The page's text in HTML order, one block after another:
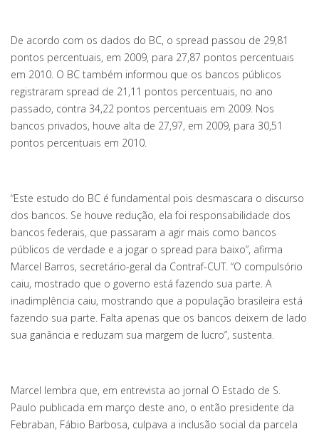
De acordo com os dados do BC, o spread passou de 29,81
pontos percentuais, em 2009, para 27,87 pontos percentuais
em 2010. O BC também informou que os bancos públicos
registraram spread de 21,11 pontos percentuais, no ano
passado, contra 34,22 pontos percentuais em 2009. Nos
bancos privados, houve alta de 27,97, em 2009, para 30,51
pontos percentuais em 2010.
“Este estudo do BC é fundamental pois desmascara o discurso
dos bancos. Se houve redução, ela foi responsabilidade dos
bancos federais, que passaram a agir mais como bancos
públicos de verdade e a jogar o spread para baixo”, afirma
Marcel Barros, secretário-geral da Contraf-CUT. “O compulsório
caiu, mostrado que o governo está fazendo sua parte. A
inadimplência caiu, mostrando que a população brasileira está
fazendo sua parte. Falta apenas que os bancos deixem de lado
sua ganância e reduzam sua margem de lucro”, sustenta.
Marcel lembra que, em entrevista ao jornal O Estado de S.
Paulo publicada em março deste ano, o então presidente da
Febraban, Fábio Barbosa, culpava a inclusão social da parcela